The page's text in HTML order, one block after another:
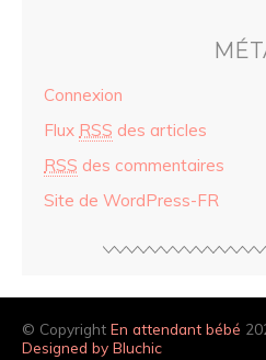
Connexion
Flux RSS des articles
RSS des commentaires
Site de WordPress-FR
© Copyright En attendant bébé
Designed by Bluchic